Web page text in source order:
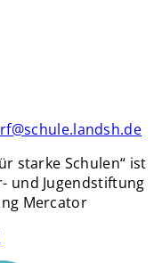
starke Schulen“ ist
und Jugendstiftung
Mercator